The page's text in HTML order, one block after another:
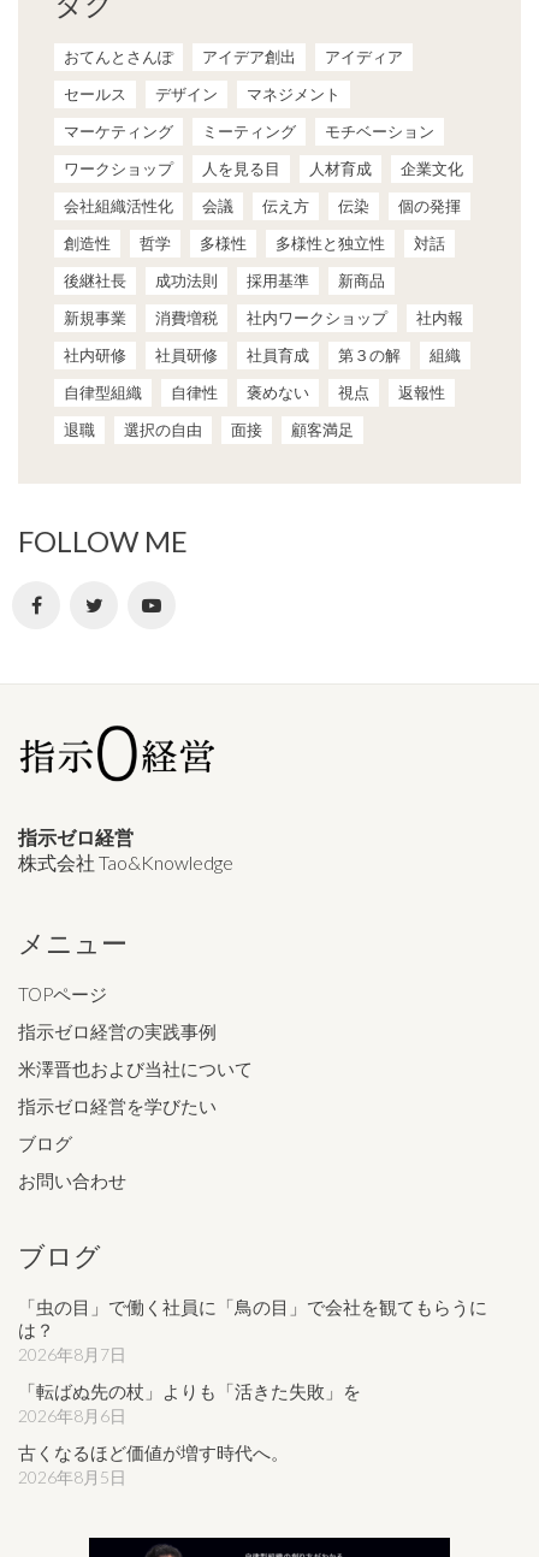
おてんとさんぽ アイデア創出
アイディア
セールス
デザイン
マネジメント
マーケティング
ミーティング
モチベーション
ワークショップ
人を見る目 人材育成
企業文化
会社組織活性化
会議 伝え方 伝染
個の発揮
創造性
哲学 多様性 多様性と独立性
対話
後継社長
成功法則 採用基準
新商品
新規事業
消費増税 社内ワークショップ
社内報
社内研修
社員研修 社員育成 第３の解
組織
自律型組織
自律性 褒めない 視点
返報性
退職
選択の自由 面接 顧客満足
FOLLOW ME
指示ゼロ経営
株式会社 Tao&Knowledge
メニュー
TOPページ
指示ゼロ経営の実践事例
米澤晋也および当社について
指示ゼロ経営を学びたい
ブログ
お問い合わせ
ブログ
「虫の目」で働く社員に「鳥の目」で会社を観てもらうに
は？
2026年8月7日
「転ばぬ先の杖」よりも「活きた失敗」を
2026年8月6日
古くなるほど価値が増す時代へ。
2026年8月5日